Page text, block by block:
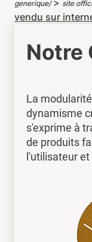
generique/> site
vendu sur
Notre
La
dynamisme
s'exprime à
de produits
l'utilisateur